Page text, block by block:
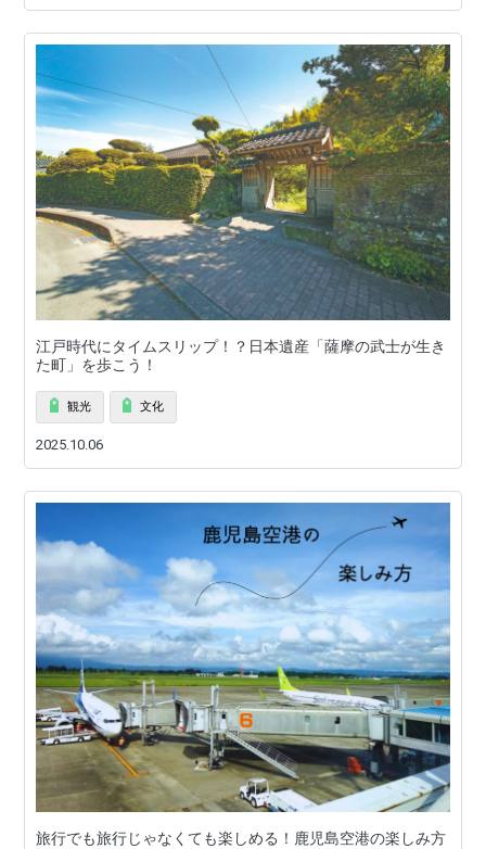
江戸時代にタイムスリップ！？日本遺産「薩摩の武士が生き
た町」を歩こう！
観光 文化
2025.10.06
旅行でも旅行じゃなくても楽しめる！鹿児島空港の楽しみ方